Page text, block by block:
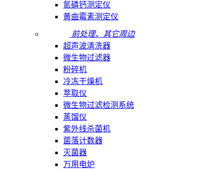
氮磷钙测定仪
黄曲霉素测定仪
前处理、其它周边
超声波清洗器
微生物过滤器
粉碎机
冷冻干燥机
萃取仪
微生物过滤检测系统
蒸馏仪
紫外线杀菌机
菌落计数器
灭菌器
万用电炉